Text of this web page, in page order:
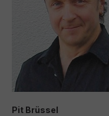
Pit Brüssel